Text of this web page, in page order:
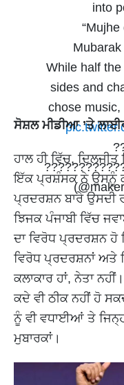
into
While half
sides and
chose
ਸੋਸ਼ਲ ਮੀਡੀਆ ’ਤੇ
ਹਾਲ ਹੀ ਵਿੱਚ,
ਇੱਕ ਪ੍ਰਸ਼ੰਸਕ ਨੇ ਉਸਨੂੰ
ਪ੍ਰਦਰਸ਼ਨ ਬਾਰੇ ਉਸਦੀ
ਝਿਜਕ ਪੰਜਾਬੀ ਵਿੱਚ
ਦਾ ਵਿਰੋਧ ਪ੍ਰਦਰਸ਼ਨ ਹੋ
ਵਿਰੋਧ ਪ੍ਰਦਰਸ਼ਨਾਂ ਅਤੇ
ਕਲਾਕਾਰ ਹਾਂ, ਨੇਤਾ
ਕਦੇ ਵੀ ਠੀਕ ਨਹੀਂ ਹੋ
ਨੂੰ ਵੀ ਵਧਾਈਆਂ ਤੇ
ਮੁਬਾਰਕਾਂ।